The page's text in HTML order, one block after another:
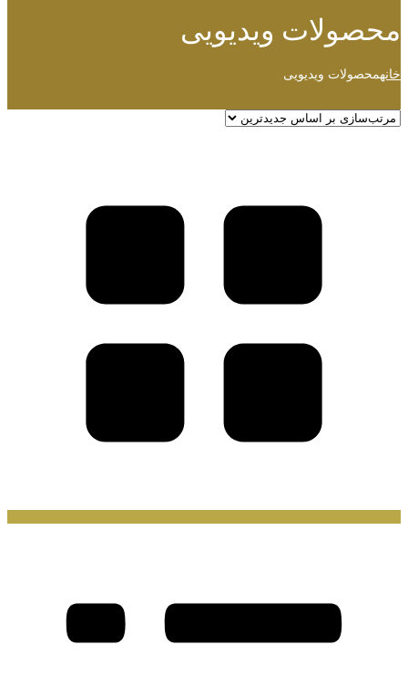
محصولات ویدیویی
خانهمحصولات ویدیویی